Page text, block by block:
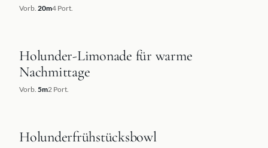
Vorb. 20m4 Port.
REZEPT
Holunder-Limonade für warme
Nachmittage
Vorb. 5m2 Port.
REZEPT
Holunderfrühstücksbowl